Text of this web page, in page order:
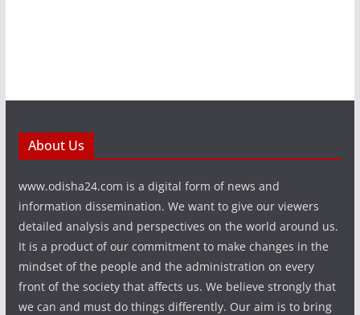
About Us
www.odisha24.com is a digital form of news and
information dissemination. We want to give our viewers
detailed analysis and perspectives on the world around us.
It is a product of our commitment to make changes in the
mindset of the people and the administration on every
front of the society that affects us. We believe strongly that
we can and must do things differently. Our aim is to bring